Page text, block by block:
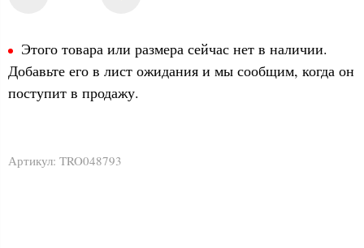
Этого товара или размера сейчас нет в наличии.
Добавьте его в лист ожидания и мы сообщим, когда он
поступит в продажу.
Артикул: TRO048793